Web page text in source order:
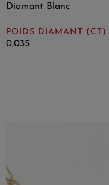
Diamant Blanc
POIDS DIAMANT (CT)
0,035